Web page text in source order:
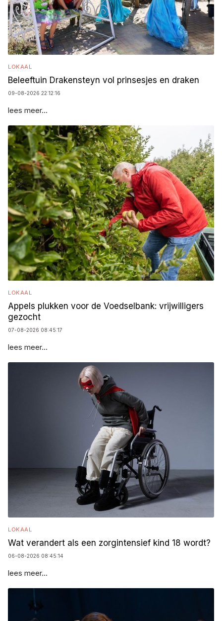
LOKAAL
Beleeftuin Drakensteyn vol prinsesjes en draken
09-08-2026 22:12:16
lees meer...
LOKAAL
Appels plukken voor de Voedselbank: vrijwilligers
gezocht
07-08-2026 08:45:17
lees meer...
LOKAAL
Wat verandert als een zorgintensief kind 18 wordt?
06-08-2026 08:45:14
lees meer...